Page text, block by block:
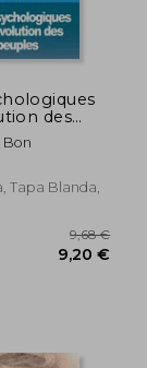
des
Francés)
Bon
Tapa Blanda,